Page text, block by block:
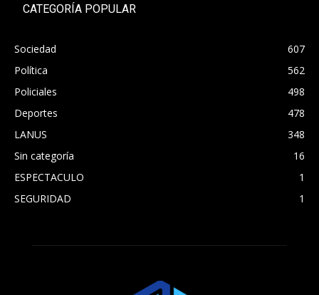
CATEGORÍA POPULAR
Sociedad
607
Política
562
Policiales
498
Deportes
478
LANUS
348
Sin categoría
16
ESPECTACULO
1
SEGURIDAD
1